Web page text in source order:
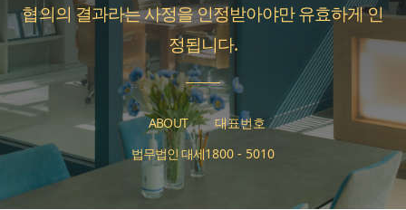
협의의 결과라는 사정을 인정받아야만 유효하게 인
정됩니다.
ABOUT
법무법인 대세
대표번호
1800 - 5010